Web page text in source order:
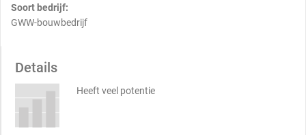
Soort bedrijf:
GWW-bouwbedrijf
Details
Heeft veel potentie